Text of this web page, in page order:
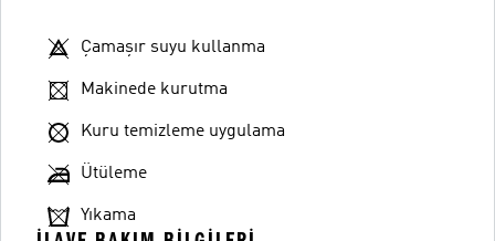
Çamaşır suyu kullanma
Makinede kurutma
Kuru temizleme uygulama
Ütüleme
Yıkama